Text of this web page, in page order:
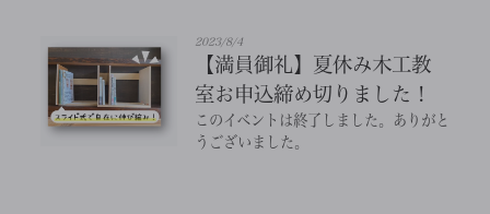
2023/8/4
【満員御礼】夏休み木工教
室お申込締め切りました！
このイベントは終了しました。ありがと
うございました。